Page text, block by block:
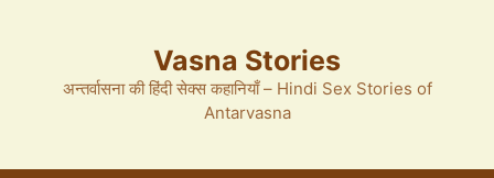
Vasna Stories
अन्तर्वासना की हिंदी सेक्स कहानियाँ – Hindi Sex Stories of
Antarvasna